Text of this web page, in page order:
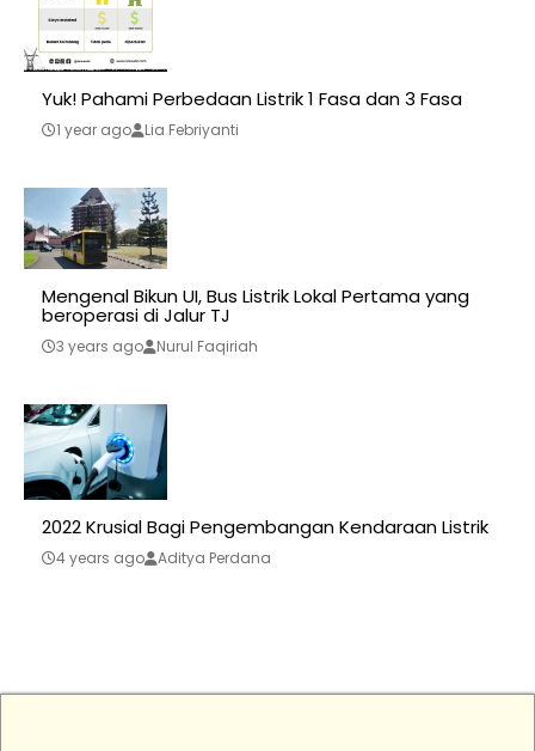
Yuk! Pahami Perbedaan Listrik 1 Fasa dan 3 Fasa
1 year ago Lia Febriyanti
Mengenal Bikun UI, Bus Listrik Lokal Pertama yang
beroperasi di Jalur TJ
3 years ago Nurul Faqiriah
2022 Krusial Bagi Pengembangan Kendaraan Listrik
4 years ago Aditya Perdana